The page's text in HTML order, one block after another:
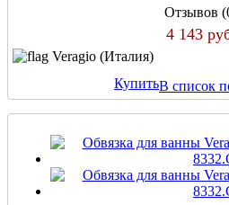
Отзывов
4 143
Veragio (Италия)
КупитьВ список